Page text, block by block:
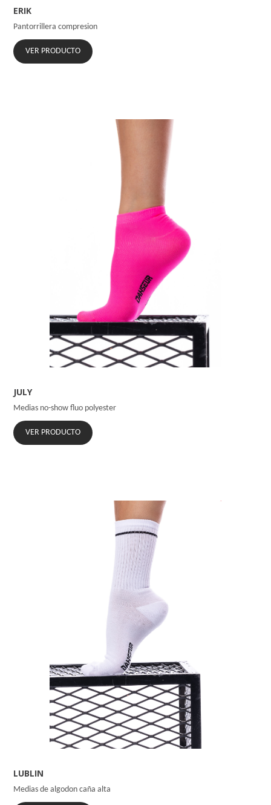
ERIK
Pantorrillera compresion
VER PRODUCTO
JULY
Medias no-show fluo polyester
VER PRODUCTO
LUBLIN
Medias de algodon caña alta